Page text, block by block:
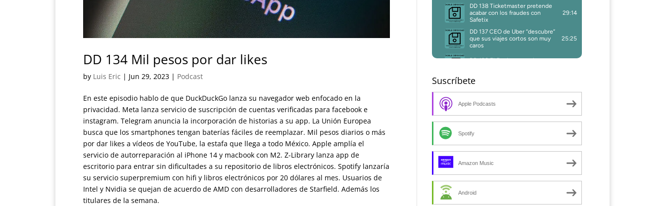
DD 134 Mil pesos por dar likes
by Luis Eric | Jun 29, 2023 | Podcast
En este episodio hablo de que DuckDuckGo lanza su navegador web enfocado en la
privacidad. Meta lanza servicio de suscripción de cuentas verificadas para facebook e
instagram. Telegram anuncia la incorporación de historias a su app. La Unión Europea
busca que los smartphones tengan baterías fáciles de reemplazar. Mil pesos diarios o más
por dar likes a vídeos de YouTube, la estafa que llega a todo México. Apple amplía el
servicio de autorreparación al iPhone 14 y macbook con M2. Z-Library lanza app de
escritorio para entrar sin dificultades a su repositorio de libros electrónicos. Spotify lanzaría
su servicio superpremium con hifi y libros electrónicos por 20 dólares al mes. Usuarios de
Intel y Nvidia se quejan de acuerdo de AMD con desarrolladores de Starfield. Además los
titulares de la semana.
Suscríbete
Apple Podcasts
Spotify
Amazon Music
Android